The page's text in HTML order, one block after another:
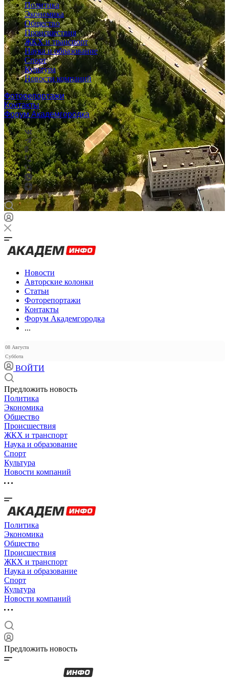
Политика
Экономика
Общество
Происшествия
ЖКХ и транспорт
Наука и образование
Спорт
Культура
Новости компаний
Фоторепортажи
Контакты
Форум Академгородка
Новости
Авторские колонки
Статьи
Фоторепортажи
Контакты
Форум Академгородка
...
08 Августа
Суббота
ВОЙТИ
Предложить новость
Политика
Экономика
Общество
Происшествия
ЖКХ и транспорт
Наука и образование
Спорт
Культура
Новости компаний
Политика
Экономика
Общество
Происшествия
ЖКХ и транспорт
Наука и образование
Спорт
Культура
Новости компаний
Предложить новость